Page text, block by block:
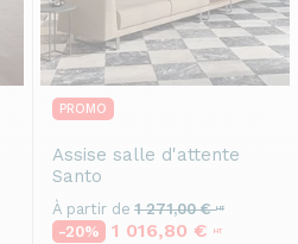
PROMO
Assise salle d'attente
Santo
À partir de 1 271,00 €HT
-20% 1 016,80 € HT